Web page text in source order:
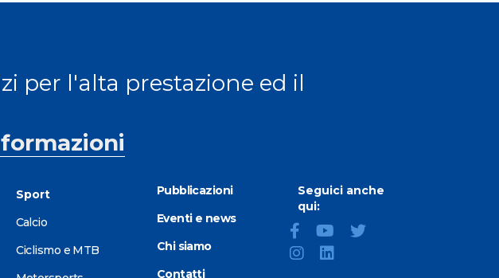
per l'alta prestazione ed il
Sport
Calcio
Ciclismo e MTB
Pubblicazioni
Eventi e news
Chi siamo
Contatti
Seguici anche
qui: